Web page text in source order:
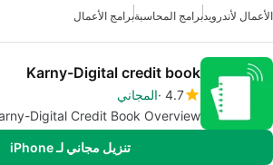
الأعمال لأندرويدبرامج المحاسبةبرامج الأعمال
Karny-Digital credit book
4.7 المجاني
Digital Credit Book Overview
تنزيل مجاني لـ iPhone